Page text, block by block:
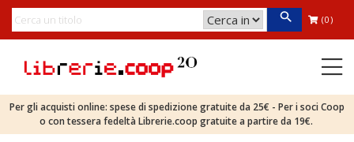
(0)
Per gli acquisti online: spese di spedizione gratuite da 25€ - Per i soci Coop
o con tessera fedeltà Librerie.coop gratuite a partire da 19€.